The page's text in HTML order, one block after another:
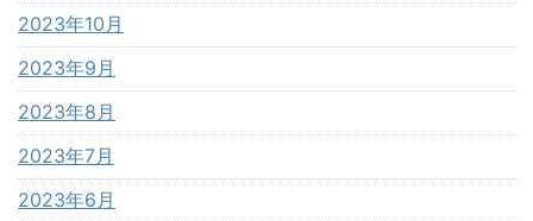
2023年10月
2023年9月
2023年8月
2023年7月
2023年6月